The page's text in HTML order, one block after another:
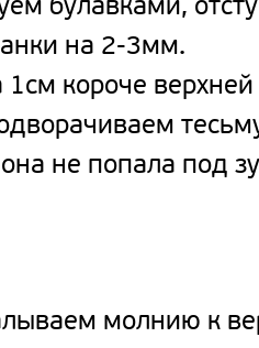
булавками,
на 2-3мм.
короче
не попала под
молнию к